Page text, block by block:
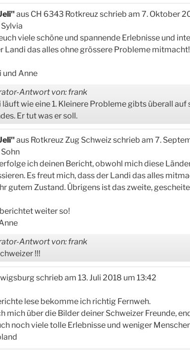
aus CH 6343 Rotkreuz schrieb am 7. Oktober
viele schöne und spannende Erlebnisse und
Landi das alles ohne grössere Probleme mitmacht!
und Anne
Antwort von: frank
läuft wie eine 1. Kleinere Probleme gibts überall
Er tut was er soll.
aus Rotkreuz Zug Schweiz schrieb am 7.
ich deinen Bericht, obwohl mich diese
Es freut mich, dass der Landi das alles
gutem Zustand. Übrigens ist das zweite,
weiter so!
Antwort von: frank
!!!
schrieb am 13. Juli 2018 um 13:42
lese bekomme ich richtig Fernweh.
mich über die Bilder deiner Schweizer Freunde,
noch viele tolle Erlebnisse und weniger